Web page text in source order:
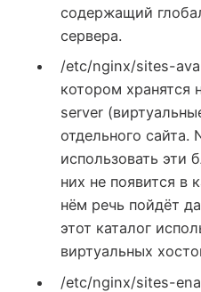
содержащий
сервера.
/etc/nginx/sites-
котором хранятся
server
отдельного сайта.
использовать эти
них не появится в
нём речь пойдёт
этот каталог
виртуальных
/etc/nginx/sites-